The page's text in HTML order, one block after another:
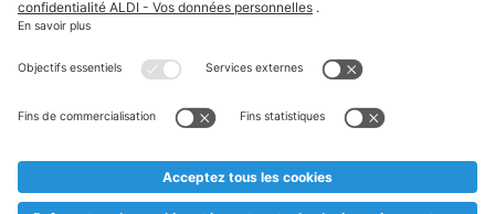
Textes marqués d'un astérisque et mentions légales
* Nous vendons ces articles temporairement et jusqu'à
au cas où, malgré le planning bien étudié, nous serions
prématurément en rupture de stock. Prix Recupel et TVA incl.
** Sur ce site, l’utilisation de la forme masculine a été adoptée